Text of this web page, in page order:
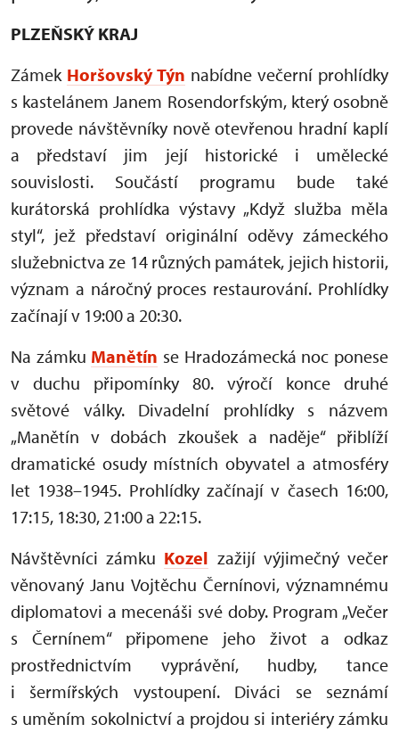
PLZEŇSKÝ KRAJ
Zámek Horšovský Týn nabídne večerní prohlídky
s kastelánem Janem Rosendorfským, který osobně
provede návštěvníky nově otevřenou hradní kaplí
a představí jim její historické i umělecké
souvislosti. Součástí programu bude také
kurátorská prohlídka výstavy „Když služba měla
styl“, jež představí originální oděvy zámeckého
služebnictva ze 14 různých památek, jejich historii,
význam a náročný proces restaurování. Prohlídky
začínají v 19:00 a 20:30.
Na zámku Manětín se Hradozámecká noc ponese
v duchu připomínky 80. výročí konce druhé
světové války. Divadelní prohlídky s názvem
„Manětín v dobách zkoušek a naděje“ přiblíží
dramatické osudy místních obyvatel a atmosféry
let 1938–1945. Prohlídky začínají v časech 16:00,
17:15, 18:30, 21:00 a 22:15.
Návštěvníci zámku Kozel zažijí výjimečný večer
věnovaný Janu Vojtěchu Černínovi, významnému
diplomatovi a mecenáši své doby. Program „Večer
s Černínem“ připomene jeho život a odkaz
prostřednictvím vyprávění, hudby, tance
i šermířských vystoupení. Diváci se seznámí
s uměním sokolnictví a projdou si interiéry zámku